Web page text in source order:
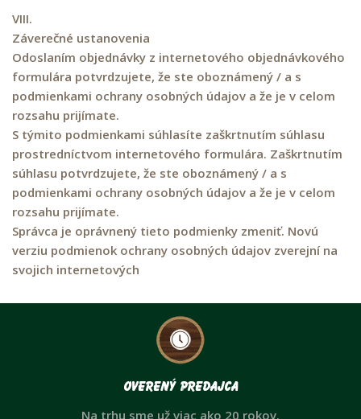
VIII.
Záverečné ustanovenia
Odoslaním objednávky z internetového objednávkového
formulára potvrdzujete, že ste oboznámený / a s
podmienkami ochrany osobných údajov a že je v celom
rozsahu prijímate.
S týmito podmienkami súhlasíte zaškrtnutím súhlasu
prostredníctvom internetového formulára. Zaškrtnutím
súhlasu potvrdzujete, že ste oboznámený / a s
podmienkami ochrany osobných údajov a že je v celom
rozsahu prijímate.
Správca je oprávnený tieto podmienky zmeniť. Novú
verziu podmienok ochrany osobných údajov zverejní na
svojich internetových
Overený predajca
Na trhu sme už viac ako 20 rokov.